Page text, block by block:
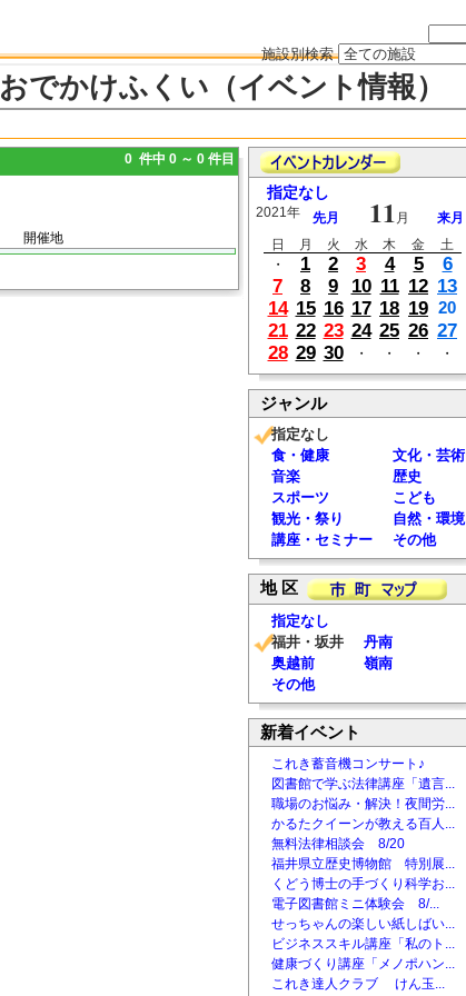
施設別検索
おでかけふくい（イベント情報）
0 件中 0 ～ 0 件目
開催地
指定なし
2021年 先月 11 月
来月
日
月 火 水 木 金
土
・
1 2 3 4 5
6
7
8 9 10 11 12 13
14 15 16 17 18 19 20
21 22 23 24 25 26 27
28 29 30 ・ ・ ・ ・
ジャンル
指定なし
食・健康
文化・芸術
音楽
歴史
スポーツ
こども
観光・祭り
自然・環境
講座・セミナー
その他
地 区
指定なし
福井・坂井
丹南
奥越前
嶺南
その他
新着イベント
これき蓄音機コンサート♪
図書館で学ぶ法律講座「遺言...
職場のお悩み・解決！夜間労...
かるたクイーンが教える百人...
無料法律相談会 8/20
福井県立歴史博物館 特別展...
くどう博士の手づくり科学お...
電子図書館ミニ体験会 8/...
せっちゃんの楽しい紙しばい...
ビジネススキル講座「私のト...
健康づくり講座「メノポハン...
これき達人クラブ けん玉...